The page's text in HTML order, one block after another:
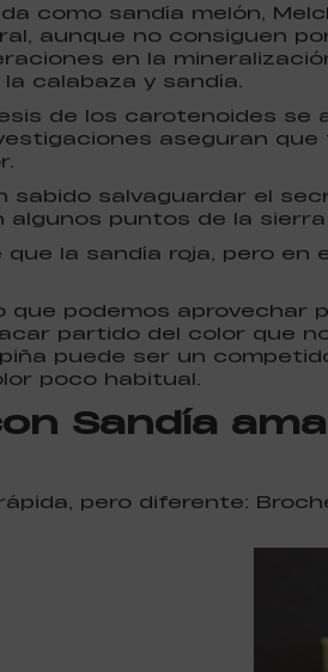
como sandía melón,
aunque no consiguen
en la
calabaza y sandía.
de los carotenoides se
aseguran que
salvaguardar el
puntos de la
la sandía roja, pero en
podemos aprovechar
partido del color que
puede ser un
poco habitual.
Sandía
pero diferente: